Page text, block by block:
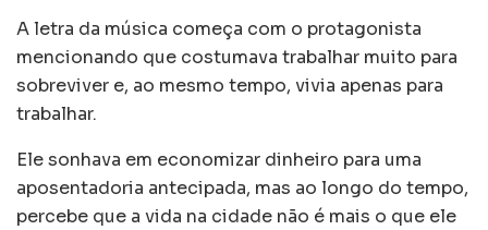
A letra da música começa com o protagonista
mencionando que costumava trabalhar muito para
sobreviver e, ao mesmo tempo, vivia apenas para
trabalhar.
Ele sonhava em economizar dinheiro para uma
aposentadoria antecipada, mas ao longo do tempo,
percebe que a vida na cidade não é mais o que ele